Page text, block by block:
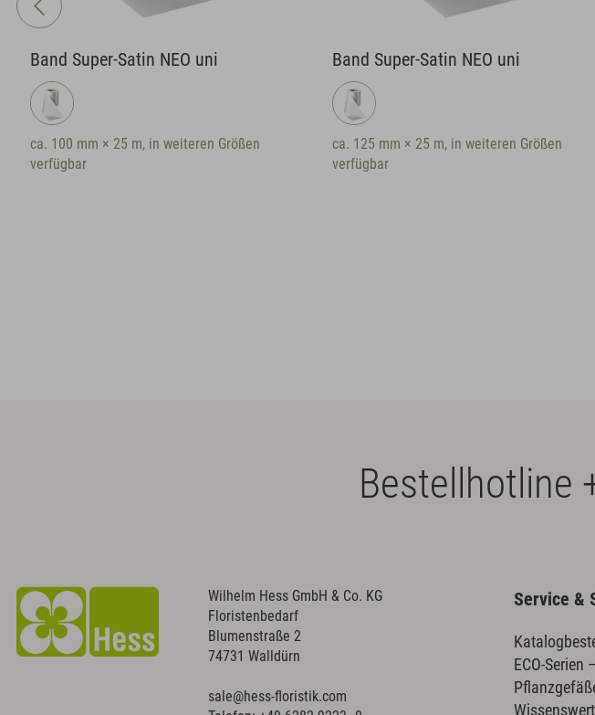
Band Super-Satin NEO uni
ca. 100 mm × 25 m, in weiteren Größen
verfügbar
Band Super-Satin NEO uni
ca. 125 mm × 25 m, in weiteren Größen
verfügbar
Bestellhotline
Wilhelm Hess GmbH & Co. KG
Floristenbedarf
Blumenstraße 2
74731 Walldürn
sale@hess-floristik.com
Service &
ECO-Serien